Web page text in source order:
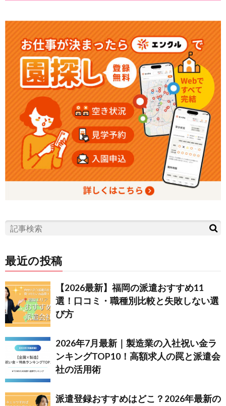
最近の投稿
【2026最新】福岡の派遣おすすめ11
選！口コミ・職種別比較と失敗しない選
び方
2026年7月最新｜製造業の入社祝い金ラ
ンキングTOP10！高額求人の罠と派遣会
社の活用術
派遣登録おすすめはどこ？2026年最新の